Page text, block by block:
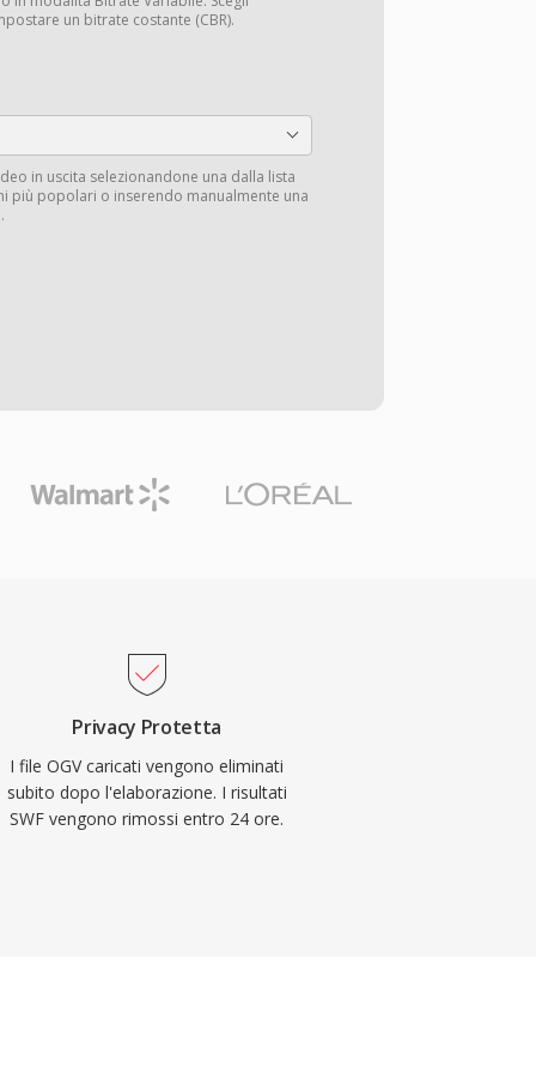
un bitrate costante (CBR).
in uscita selezionandone una dalla lista
più popolari o inserendo manualmente una
Privacy Protetta
I file OGV caricati vengono eliminati
subito dopo l'elaborazione. I risultati
SWF vengono rimossi entro 24 ore.